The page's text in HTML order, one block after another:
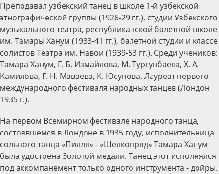
Преподавал узбекский танец в школе 1-й узбекской
этнографической группы (1926-29 гг.), студии Узбекского
музыкального театра, республиканской балетной школе
им. Тамары Ханум (1933-41 гг.), балетной студии и классе
солистов Театра им. Навои (1939-53 гг.). Среди учеников:
Тамара Ханум, Г. Б. Измайлова, М. Тургунбаева, Х. А.
Камилова, Г. Н. Маваева, К. Юсупова. Лауреат первого
международного фестиваля народных танцев (Лондон
1935 г.).
На первом Всемирном фестивале народного танца,
состоявшемся в Лондоне в 1935 году, исполнительница
сольного танца «Пилля» - «Шелкопряд» Тамара Ханум
была удостоена Золотой медали. Танец этот исполнялся
под аккомпанемент только одного инструмента - дойры.